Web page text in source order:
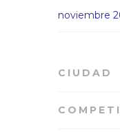
noviembre
CIUDAD